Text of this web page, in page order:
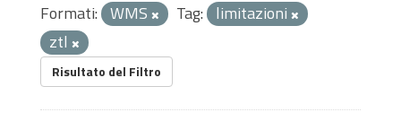
Formati: WMS Tag: limitazioni
ztl
Risultato del Filtro